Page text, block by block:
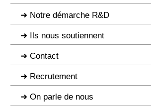
Notre démarche R&D
Ils nous soutiennent
Contact
Recrutement
On parle de nous